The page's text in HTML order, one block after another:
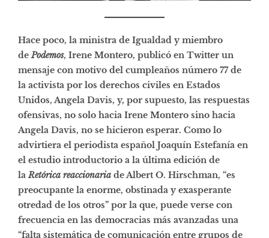
Hace poco, la ministra de Igualdad y miembro
de Podemos, Irene Montero, publicó en Twitter un
mensaje con motivo del cumpleaños número 77 de
la activista por los derechos civiles en Estados
Unidos, Angela Davis, y, por supuesto, las respuestas
ofensivas, no solo hacia Irene Montero sino hacia
Angela Davis, no se hicieron esperar. Como lo
advirtiera el periodista español Joaquín Estefanía en
el estudio introductorio a la última edición de
la Retórica reaccionaria de Albert O. Hirschman, “es
preocupante la enorme, obstinada y exasperante
otredad de los otros” por la que, puede verse con
frecuencia en las democracias más avanzadas una
“falta sistemática de comunicación entre grupos de